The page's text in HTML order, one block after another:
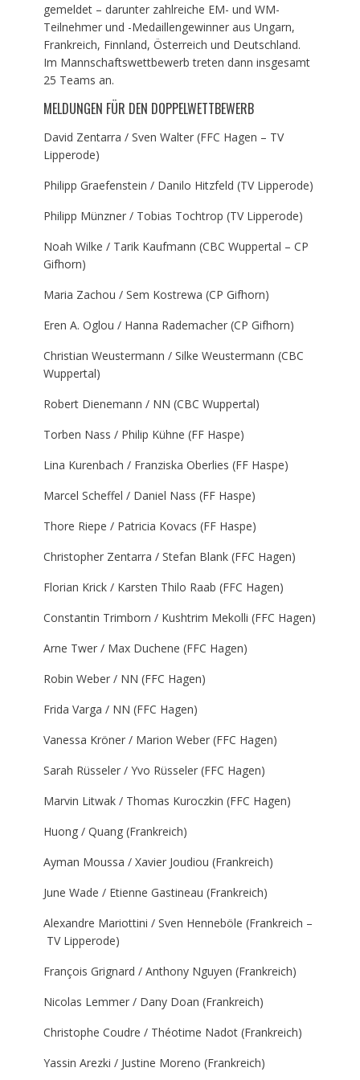
gemeldet – darunter zahlreiche EM- und WM-
Teilnehmer und -Medaillengewinner aus Ungarn,
Frankreich, Finnland, Österreich und Deutschland.
Im Mannschaftswettbewerb treten dann insgesamt
25 Teams an.
MELDUNGEN FÜR DEN DOPPELWETTBEWERB
David Zentarra / Sven Walter (FFC Hagen – TV
Lipperode)
Philipp Graefenstein / Danilo Hitzfeld (TV Lipperode)
Philipp Münzner / Tobias Tochtrop (TV Lipperode)
Noah Wilke / Tarik Kaufmann (CBC Wuppertal – CP
Gifhorn)
Maria Zachou / Sem Kostrewa (CP Gifhorn)
Eren A. Oglou / Hanna Rademacher (CP Gifhorn)
Christian Weustermann / Silke Weustermann (CBC
Wuppertal)
Robert Dienemann / NN (CBC Wuppertal)
Torben Nass / Philip Kühne (FF Haspe)
Lina Kurenbach / Franziska Oberlies (FF Haspe)
Marcel Scheffel / Daniel Nass (FF Haspe)
Thore Riepe / Patricia Kovacs (FF Haspe)
Christopher Zentarra / Stefan Blank (FFC Hagen)
Florian Krick / Karsten Thilo Raab (FFC Hagen)
Constantin Trimborn / Kushtrim Mekolli (FFC Hagen)
Arne Twer / Max Duchene (FFC Hagen)
Robin Weber / NN (FFC Hagen)
Frida Varga / NN (FFC Hagen)
Vanessa Kröner / Marion Weber (FFC Hagen)
Sarah Rüsseler / Yvo Rüsseler (FFC Hagen)
Marvin Litwak / Thomas Kuroczkin (FFC Hagen)
Huong / Quang (Frankreich)
Ayman Moussa / Xavier Joudiou (Frankreich)
June Wade / Etienne Gastineau (Frankreich)
Alexandre Mariottini / Sven Henneböle (Frankreich –
TV Lipperode)
François Grignard / Anthony Nguyen (Frankreich)
Nicolas Lemmer / Dany Doan (Frankreich)
Christophe Coudre / Théotime Nadot (Frankreich)
Yassin Arezki / Justine Moreno (Frankreich)